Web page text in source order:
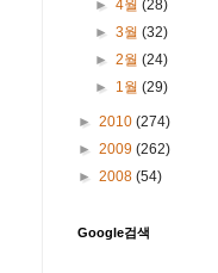
►4월(28)
►3월(32)
►2월(24)
► 1월(29)
► 2010 (274)
► 2009 (262)
► 2008 (54)
Google검색